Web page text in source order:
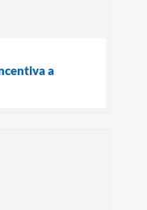
a